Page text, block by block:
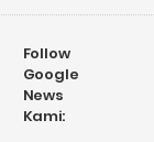
Follow
Google
News
Kami: